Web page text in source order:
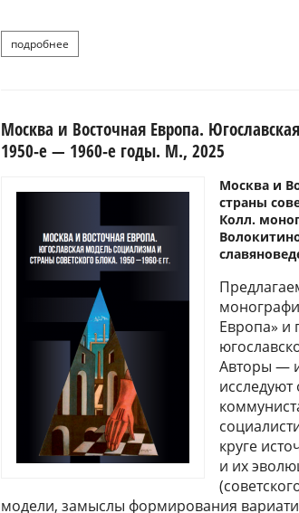
подробнее
Москва и Восточная Европа.
1950-е ― 1960-е годы. М., 2025
Москва и
страны
Колл.
Европа» и
Авторы ―
круге
и их
модели, замыслы формирования